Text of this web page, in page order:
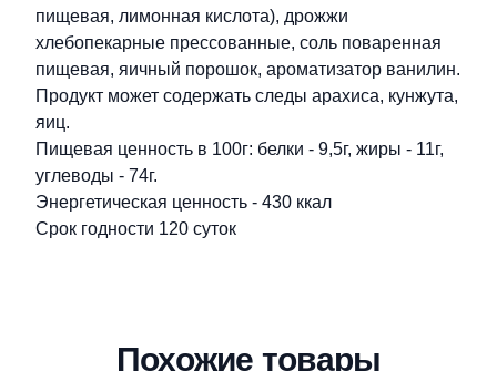
пищевая, лимонная кислота), дрожжи
хлебопекарные прессованные, соль поваренная
пищевая, яичный порошок, ароматизатор ванилин.
Продукт может содержать следы арахиса, кунжута,
яиц.
Пищевая ценность в 100г: белки - 9,5г, жиры - 11г,
углеводы - 74г.
Энергетическая ценность - 430 ккал
Срок годности 120 суток
Похожие товары